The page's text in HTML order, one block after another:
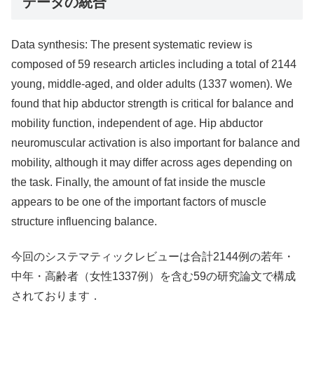
Data synthesis: The present systematic review is
composed of 59 research articles including a total of 2144
young, middle-aged, and older adults (1337 women). We
found that hip abductor strength is critical for balance and
mobility function, independent of age. Hip abductor
neuromuscular activation is also important for balance and
mobility, although it may differ across ages depending on
the task. Finally, the amount of fat inside the muscle
appears to be one of the important factors of muscle
structure influencing balance.
今回のシステマティックレビューは合計2144例の若年・
中年・高齢者（女性1337例）を含む59の研究論文で構成
されております．